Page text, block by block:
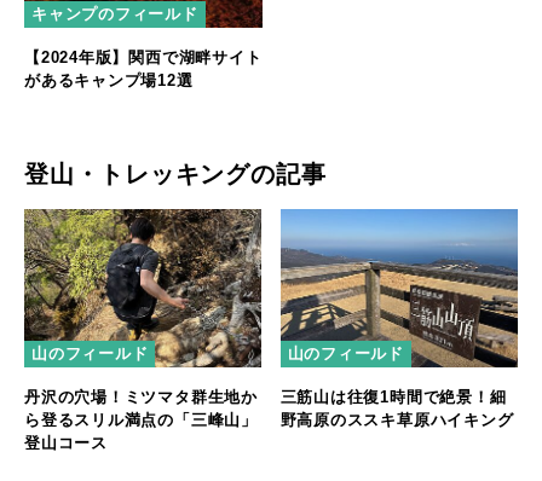
キャンプのフィールド
【2024年版】関西で湖畔サイト
があるキャンプ場12選
登山・トレッキングの記事
山のフィールド
丹沢の穴場！ミツマタ群生地か
ら登るスリル満点の「三峰山」
登山コース
山のフィールド
三筋山は往復1時間で絶景！細
野高原のススキ草原ハイキング